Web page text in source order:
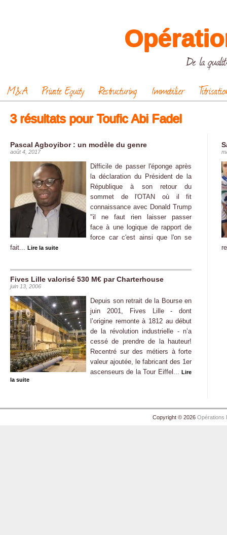
De la
M&A Private Equity Restructuring Immobilier
3 résultats pour Toufic Abi Fadel
Pascal Agboyibor : un modèle du genre
août 4, 2017
Difficile de passer l'éponge après
la déclaration du Président de la
République à son retour du
sommet de l'OTAN où il fit
connaissance avec Donald Trump
"il ne faut rien laisser passer
face à une logique de rapport de
force car c'est ainsi que l'on se
fait... Lire la suite
Fives Lille valorisé 530 M€ par Charterhouse
juin 13, 2006
Depuis son retrait de la Bourse en
juin 2001, Fives Lille - dont
l’origine remonte à 1812 au début
de la révolution industrielle - n’a
cessé de prendre de la hauteur!
Recentré sur des métiers à forte
valeur ajoutée, le fabricant des 1er
ascenseurs de la Tour Eiffel...Lire
la suite
Copyright © 2026 Opérations